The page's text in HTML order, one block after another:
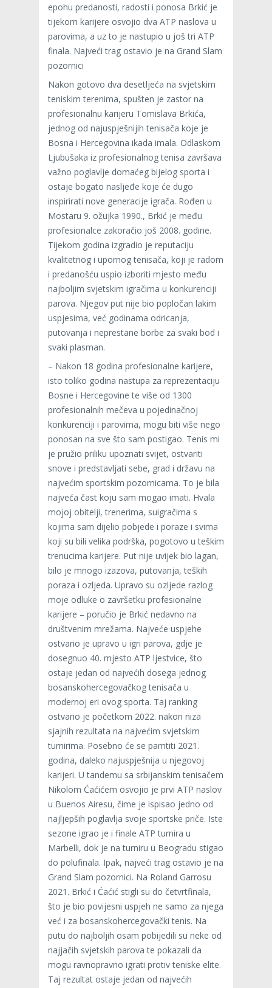
epohu predanosti, radosti i ponosa Brkić je
tijekom karijere osvojio dva ATP naslova u
parovima, a uz to je nastupio u još tri ATP
finala. Najveći trag ostavio je na Grand Slam
pozornici
Nakon gotovo dva desetljeća na svjetskim
teniskim terenima, spušten je zastor na
profesionalnu karijeru Tomislava Brkića,
jednog od najuspješnijih tenisača koje je
Bosna i Hercegovina ikada imala. Odlaskom
Ljubušaka iz profesionalnog tenisa završava
važno poglavlje domaćeg bijelog sporta i
ostaje bogato nasljeđe koje će dugo
inspirirati nove generacije igrača. Rođen u
Mostaru 9. ožujka 1990., Brkić je među
profesionalce zakoračio još 2008. godine.
Tijekom godina izgradio je reputaciju
kvalitetnog i upornog tenisača, koji je radom
i predanošću uspio izboriti mjesto među
najboljim svjetskim igračima u konkurenciji
parova. Njegov put nije bio popločan lakim
uspjesima, već godinama odricanja,
putovanja i neprestane borbe za svaki bod i
svaki plasman.
– Nakon 18 godina profesionalne karijere,
isto toliko godina nastupa za reprezentaciju
Bosne i Hercegovine te više od 1300
profesionalnih mečeva u pojedinačnoj
konkurenciji i parovima, mogu biti više nego
ponosan na sve što sam postigao. Tenis mi
je pružio priliku upoznati svijet, ostvariti
snove i predstavljati sebe, grad i državu na
najvećim sportskim pozornicama. To je bila
najveća čast koju sam mogao imati. Hvala
mojoj obitelji, trenerima, suigračima s
kojima sam dijelio pobjede i poraze i svima
koji su bili velika podrška, pogotovo u teškim
trenucima karijere. Put nije uvijek bio lagan,
bilo je mnogo izazova, putovanja, teških
poraza i ozljeda. Upravo su ozljede razlog
moje odluke o završetku profesionalne
karijere – poručio je Brkić nedavno na
društvenim mrežama. Najveće uspjehe
ostvario je upravo u igri parova, gdje je
dosegnuo 40. mjesto ATP ljestvice, što
ostaje jedan od najvećih dosega jednog
bosanskohercegovačkog tenisača u
modernoj eri ovog sporta. Taj ranking
ostvario je početkom 2022. nakon niza
sjajnih rezultata na najvećim svjetskim
turnirima. Posebno će se pamtiti 2021.
godina, daleko najuspješnija u njegovoj
karijeri. U tandemu sa srbijanskim tenisačem
Nikolom Ćaćićem osvojio je prvi ATP naslov
u Buenos Airesu, čime je ispisao jedno od
najljepših poglavlja svoje sportske priče. Iste
sezone igrao je i finale ATP turnira u
Marbelli, dok je na turniru u Beogradu stigao
do polufinala. Ipak, najveći trag ostavio je na
Grand Slam pozornici. Na Roland Garrosu
2021. Brkić i Ćaćić stigli su do četvrtfinala,
što je bio povijesni uspjeh ne samo za njega
već i za bosanskohercegovački tenis. Na
putu do najboljih osam pobijedili su neke od
najjačih svjetskih parova te pokazali da
mogu ravnopravno igrati protiv teniske elite.
Taj rezultat ostaje jedan od najvećih